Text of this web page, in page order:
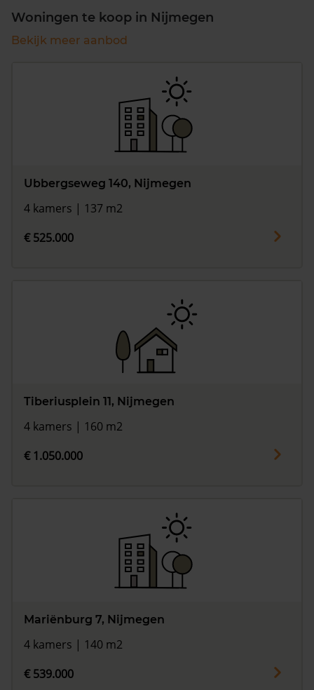
Woningen te koop in Nijmegen
Bekijk meer aanbod
Ubbergseweg 140, Nijmegen
4 kamers | 137 m2
€ 525.000
Tiberiusplein 11, Nijmegen
4 kamers | 160 m2
€ 1.050.000
Mariënburg 7, Nijmegen
4 kamers | 140 m2
€ 539.000